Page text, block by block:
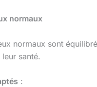
normaux
normaux sont
santé.
: